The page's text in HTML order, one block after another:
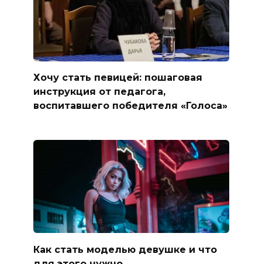
Хочу стать певицей: пошаговая
инструкция от педагога,
воспитавшего победителя «Голоса»
Как стать моделью девушке и что